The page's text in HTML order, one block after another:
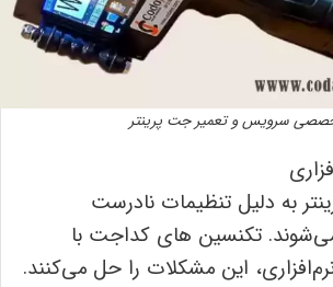
سرویس و تعمیر جت پرینتر
به دلیل تنظیمات نادرست
تکنسین های کداجت با
این مشکلات را حل می‌کنند.